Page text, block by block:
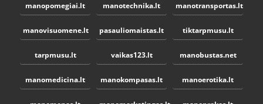
manopomegiai.lt manotechnika.lt manotransportas.lt
manovisuomene.lt pasauliomaistas.lt tiktarpmusu.lt
tarpmusu.lt vaikas123.lt manobustas.net
manomedicina.lt manokompasas.lt manoerotika.lt